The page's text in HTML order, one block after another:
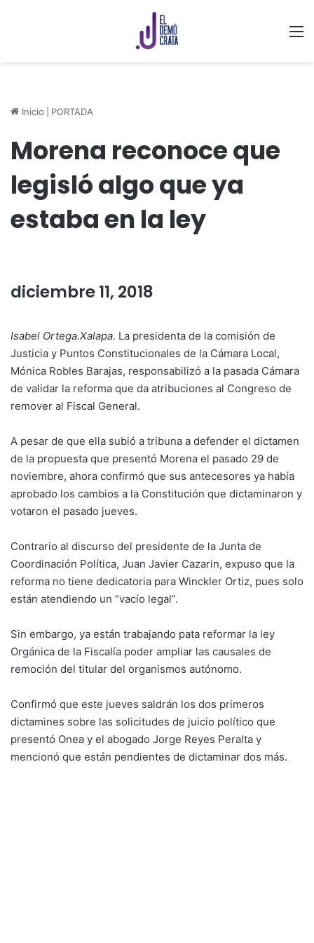
Inicio PORTADA
Morena reconoce que
legisló algo que ya
estaba en la ley
diciembre 11, 2018
Isabel Ortega.Xalapa. La presidenta de la comisión de
Justicia y Puntos Constitucionales de la Cámara Local,
Mónica Robles Barajas, responsabilizó a la pasada Cámara
de validar la reforma que da atribuciones al Congreso de
remover al Fiscal General.
A pesar de que ella subió a tribuna a defender el dictamen
de la propuesta que presentó Morena el pasado 29 de
noviembre, ahora confirmó que sus antecesores ya había
aprobado los cambios a la Constitución que dictaminaron y
votaron el pasado jueves.
Contrario al discurso del presidente de la Junta de
Coordinación Política, Juan Javier Cazarin, expuso que la
reforma no tiene dedicatoria para Winckler Ortiz, pues solo
están atendiendo un “vacío legal”.
Sin embargo, ya están trabajando pata reformar la ley
Orgánica de la Fiscalía poder ampliar las causales de
remoción del titular del organismos autónomo.
Confirmó que este jueves saldrán los dos primeros
dictamines sobre las solicitudes de juicio político que
presentó Onea y el abogado Jorge Reyes Peralta y
mencionó que están pendientes de dictaminar dos más.